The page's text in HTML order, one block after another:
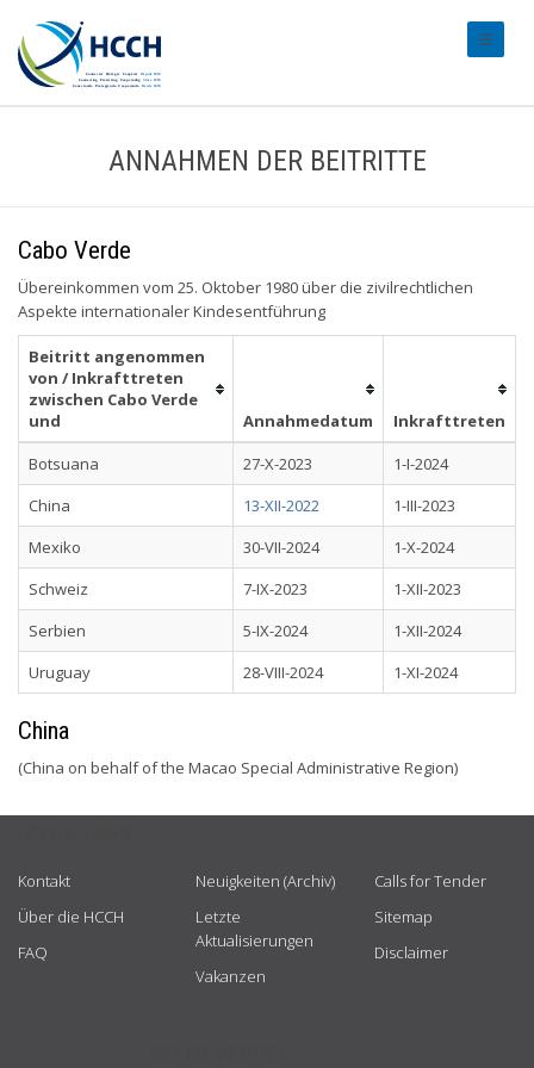
ANNAHMEN DER BEITRITTE
Cabo Verde
Übereinkommen vom 25. Oktober 1980 über die zivilrechtlichen
Aspekte internationaler Kindesentführung
Beitritt angenommen
von / Inkrafttreten
zwischen Cabo Verde
und
Annahmedatum
Inkrafttreten
Botsuana
27-X-2023
1-I-2024
China
13-XII-2022
1-III-2023
Mexiko
30-VII-2024
1-X-2024
Schweiz
7-IX-2023
1-XII-2023
Serbien
5-IX-2024
1-XII-2024
Uruguay
28-VIII-2024 1-XI-2024
China
(China on behalf of the Macao Special Administrative Region)
Kontakt
Über die HCCH
FAQ
Neuigkeiten (Archiv)
Letzte
Aktualisierungen
Vakanzen
Calls for Tender
Sitemap
Disclaimer